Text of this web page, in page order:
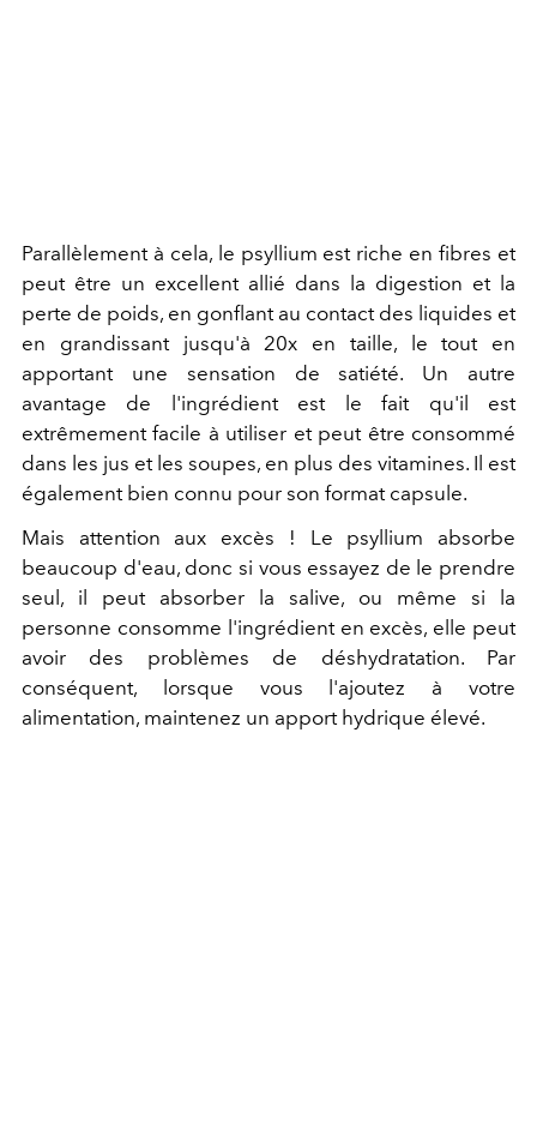
Parallèlement à cela, le psyllium est riche en fibres et
peut être un excellent allié dans la digestion et la
perte de poids, en gonflant au contact des liquides et
en grandissant jusqu'à 20x en taille, le tout en
apportant une sensation de satiété. Un autre
avantage de l'ingrédient est le fait qu'il est
extrêmement facile à utiliser et peut être consommé
dans les jus et les soupes, en plus des vitamines. Il est
également bien connu pour son format capsule.
Mais attention aux excès ! Le psyllium absorbe
beaucoup d'eau, donc si vous essayez de le prendre
seul, il peut absorber la salive, ou même si la
personne consomme l'ingrédient en excès, elle peut
avoir des problèmes de déshydratation. Par
conséquent, lorsque vous l'ajoutez à votre
alimentation, maintenez un apport hydrique élevé.